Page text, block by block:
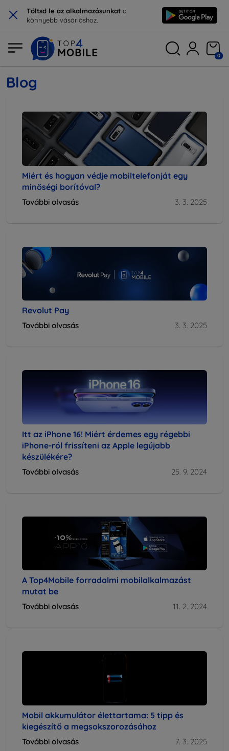
× Töltsd le az alkalmazásunkat a
könnyebb vásárláshoz.
0
Blog
Miért és hogyan védje mobiltelefonját egy
minőségi borítóval?
További olvasás 3. 3. 2025
Revolut Pay
További olvasás 3. 3. 2025
Itt az iPhone 16! Miért érdemes egy régebbi
iPhone-ról frissíteni az Apple legújabb
készülékére?
További olvasás 25. 9. 2024
A Top4Mobile forradalmi mobilalkalmazást
mutat be
További olvasás 11. 2. 2024
Mobil akkumulátor élettartama: 5 tipp és
kiegészítő a megsokszorozásához
További olvasás 7. 3. 2025